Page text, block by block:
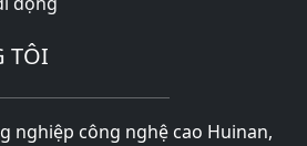
TÔI
nghiệp công nghệ cao Huinan,